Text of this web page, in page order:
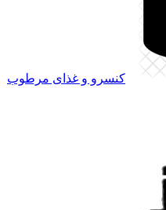
کنسرو و غذای مرطوب